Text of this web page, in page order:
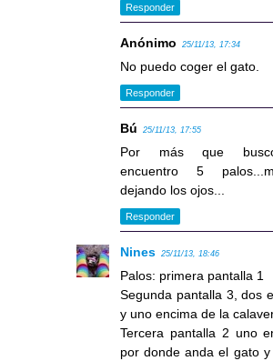
Responder
Anónimo 25/11/13, 17:34
No puedo coger el gato.
Responder
Bú 25/11/13, 17:55
Por más que
encuentro 5
dejando los ojos...
Responder
Nines 25/11/13, 18:46
Palos: primera pantalla 1
Segunda pantalla 3, dos
y uno encima de la
Tercera pantalla 2 uno
por donde anda el gato